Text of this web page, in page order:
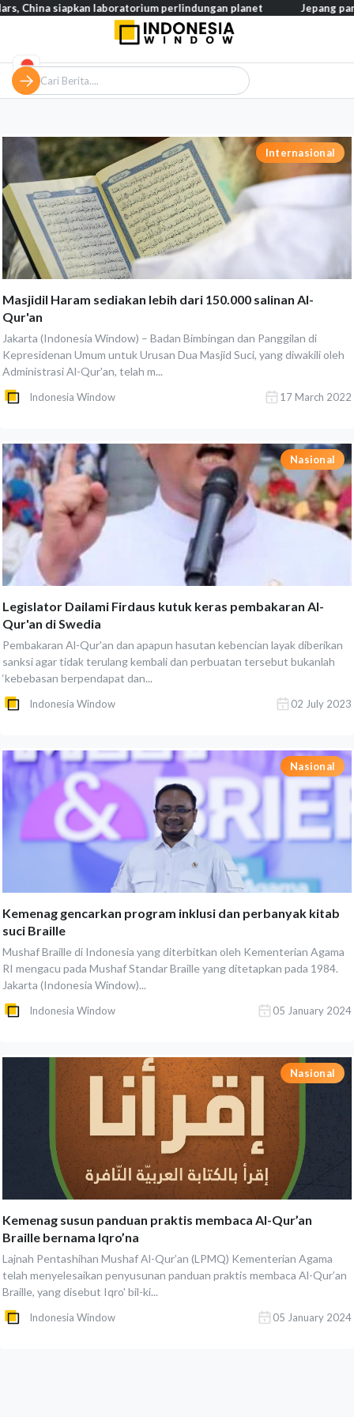
Internasional
Masjidil Haram sediakan lebih dari 150.000 salinan Al-
Qur'an
Jakarta (Indonesia Window) – Badan Bimbingan dan Panggilan di
Kepresidenan Umum untuk Urusan Dua Masjid Suci, yang diwakili oleh
Administrasi Al-Qur'an, telah m...
Indonesia Window 17 March 2022
Nasional
Legislator Dailami Firdaus kutuk keras pembakaran Al-
Qur'an di Swedia
Pembakaran Al-Qur'an dan apapun hasutan kebencian layak diberikan
sanksi agar tidak terulang kembali dan perbuatan tersebut bukanlah
‘kebebasan berpendapat dan...
Indonesia Window 02 July 2023
Nasional
Kemenag gencarkan program inklusi dan perbanyak kitab
suci Braille
Mushaf Braille di Indonesia yang diterbitkan oleh Kementerian Agama
RI mengacu pada Mushaf Standar Braille yang ditetapkan pada 1984.
Jakarta (Indonesia Window)...
Indonesia Window 05 January 2024
Nasional
Kemenag susun panduan praktis membaca Al-Qur’an
Braille bernama Iqro’na
Lajnah Pentashihan Mushaf Al-Qur’an (LPMQ) Kementerian Agama
telah menyelesaikan penyusunan panduan praktis membaca Al-Qur’an
Braille, yang disebut Iqro' bil-ki...
Indonesia Window 05 January 2024
China siapkan laboratorium perlindungan planet Jepang